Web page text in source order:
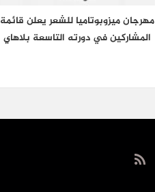
مهرجان ميزوبوتاميا للشعر يعلن قائمة
المشاركين في دورته التاسعة بلاهاي